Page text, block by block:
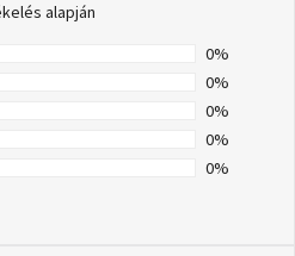
alapján
0%
0%
0%
0%
0%